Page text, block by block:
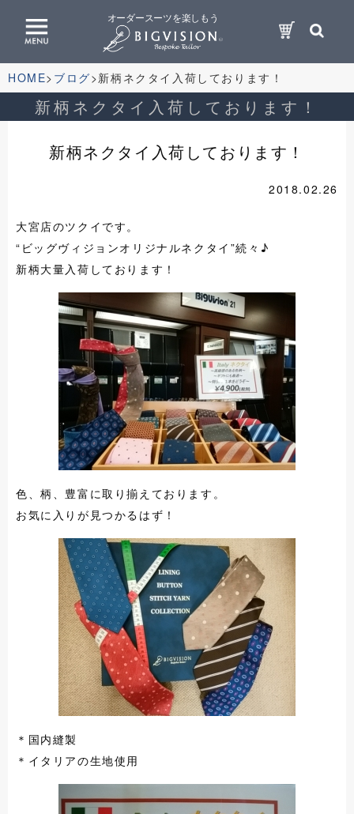
オーダースーツを楽しもう
HOME ブログ 新柄ネクタイ入荷しております！
新柄ネクタイ入荷しております！
新柄ネクタイ入荷しております！
2018.02.26
大宮店のツクイです。
“ビッグヴィジョンオリジナルネクタイ”続々♪
新柄大量入荷しております！
色、柄、豊富に取り揃えております。
お気に入りが見つかるはず！
＊国内縫製
＊イタリアの生地使用